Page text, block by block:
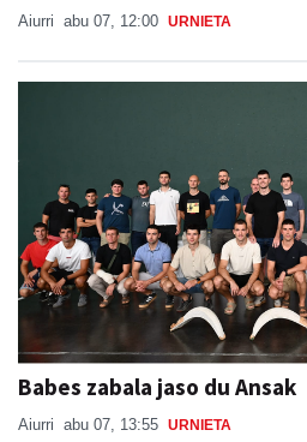
Aiurri abu 07, 12:00 URNIETA
Babes zabala jaso du Ansak
Aiurri abu 07, 13:55 URNIETA